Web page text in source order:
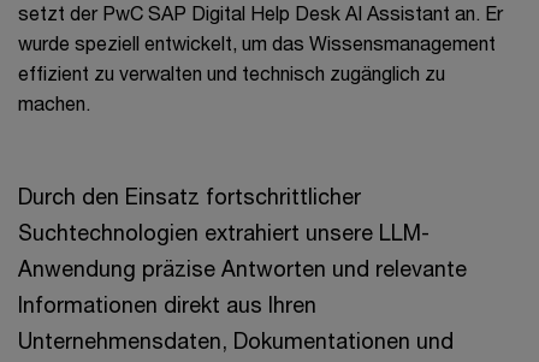
setzt der PwC SAP Digital Help Desk AI Assistant an. Er
wurde speziell entwickelt, um das Wissensmanagement
effizient zu verwalten und technisch zugänglich zu
machen.
Durch den Einsatz fortschrittlicher
Suchtechnologien extrahiert unsere LLM-
Anwendung präzise Antworten und relevante
Informationen direkt aus Ihren
Unternehmensdaten, Dokumentationen und